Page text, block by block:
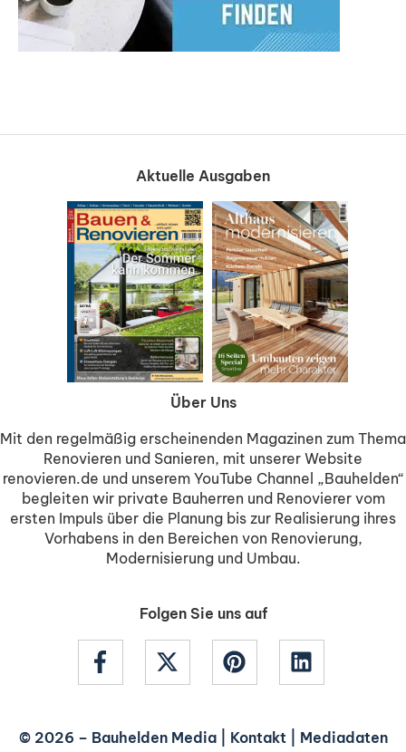
Aktuelle Ausgaben
Über Uns
Mit den regelmäßig erscheinenden Magazinen zum Thema
Renovieren und Sanieren, mit unserer Website
renovieren.de und unserem YouTube Channel „Bauhelden“
begleiten wir private Bauherren und Renovierer vom
ersten Impuls über die Planung bis zur Realisierung ihres
Vorhabens in den Bereichen von Renovierung,
Modernisierung und Umbau.
Folgen Sie uns auf
© 2026 – Bauhelden Media| Kontakt| Mediadaten